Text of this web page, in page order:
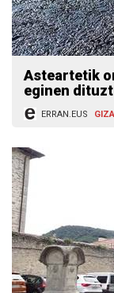
Asteartetik
eginen
ERRAN.EUS